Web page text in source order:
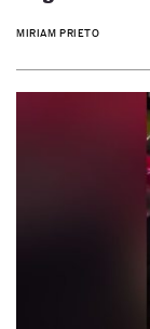
MIRIAM PRIETO